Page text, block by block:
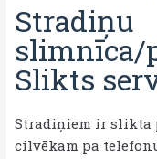
Stradiņu
Slikts
Stradiņiem ir slikta
cilvēkam pa